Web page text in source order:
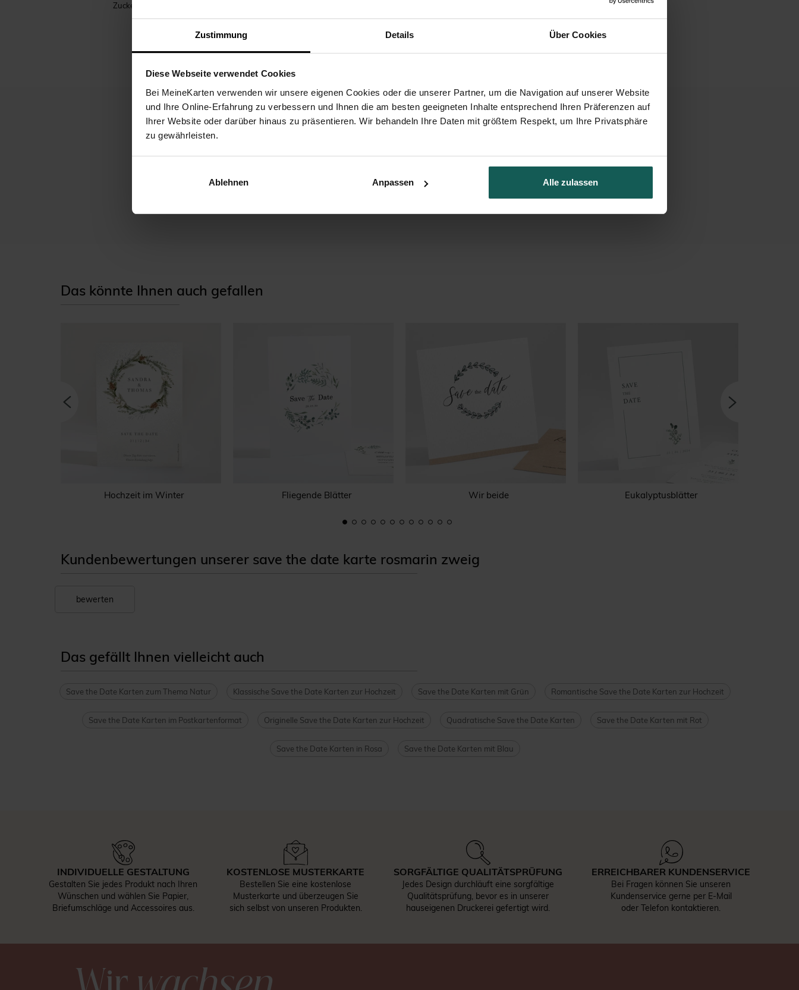
Zustimmung Details Über Cookies
Diese Webseite verwendet Cookies
Bei MeineKarten verwenden wir unsere eigenen Cookies oder die unserer Partner, um die Navigation auf unserer Website
und Ihre Online-Erfahrung zu verbessern und Ihnen die am besten geeigneten Inhalte entsprechend Ihren Präferenzen auf
Ihrer Website oder darüber hinaus zu präsentieren. Wir behandeln Ihre Daten mit größtem Respekt, um Ihre Privatsphäre
zu gewährleisten.
Ablehnen Anpassen Alle zulassen
Zuckermandeln
BESCHREIBUNG
Diese Save-the-Date Karte mit Rosmarin Zweig Motiv ist schlicht und elegant. Das pflanzliche Design ist ideal für eine
Das könnte Ihnen auch gefallen
Hochzeit im Winter Fliegende Blätter Wir beide Eukalyptusblätter
Kundenbewertungen unserer save the date karte rosmarin zweig
bewerten
Das gefällt Ihnen vielleicht auch
Save the Date Karten zum Thema Natur Klassische Save the Date Karten zur Hochzeit Save the Date Karten mit Grün Romantische Save the Date Karten zur Hochzeit
Save the Date Karten im Postkartenformat Originelle Save the Date Karten zur Hochzeit Quadratische Save the Date Karten Save the Date Karten mit Rot
Save the Date Karten in Rosa Save the Date Karten mit Blau
INDIVIDUELLE GESTALTUNG
Gestalten Sie jedes Produkt nach Ihren
Wünschen und wählen Sie Papier,
Briefumschläge und Accessoires aus.
KOSTENLOSE MUSTERKARTE
Bestellen Sie eine kostenlose
Musterkarte und überzeugen Sie
sich selbst von unseren Produkten.
SORGFÄLTIGE QUALITÄTSPRÜFUNG
Jedes Design durchläuft eine sorgfältige
Qualitätsprüfung, bevor es in unserer
hauseigenen Druckerei gefertigt wird.
ERREICHBARER KUNDENSERVICE
Bei Fragen können Sie unseren
Kundenservice gerne per E-Mail
oder Telefon kontaktieren.